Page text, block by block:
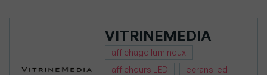
dans
VITRINEMEDIA
affichage lumineux
afficheurs LED
ecrans led